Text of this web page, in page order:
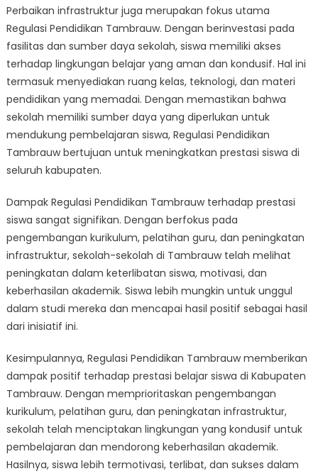
Perbaikan infrastruktur juga merupakan fokus utama
Regulasi Pendidikan Tambrauw. Dengan berinvestasi pada
fasilitas dan sumber daya sekolah, siswa memiliki akses
terhadap lingkungan belajar yang aman dan kondusif. Hal ini
termasuk menyediakan ruang kelas, teknologi, dan materi
pendidikan yang memadai. Dengan memastikan bahwa
sekolah memiliki sumber daya yang diperlukan untuk
mendukung pembelajaran siswa, Regulasi Pendidikan
Tambrauw bertujuan untuk meningkatkan prestasi siswa di
seluruh kabupaten.
Dampak Regulasi Pendidikan Tambrauw terhadap prestasi
siswa sangat signifikan. Dengan berfokus pada
pengembangan kurikulum, pelatihan guru, dan peningkatan
infrastruktur, sekolah-sekolah di Tambrauw telah melihat
peningkatan dalam keterlibatan siswa, motivasi, dan
keberhasilan akademik. Siswa lebih mungkin untuk unggul
dalam studi mereka dan mencapai hasil positif sebagai hasil
dari inisiatif ini.
Kesimpulannya, Regulasi Pendidikan Tambrauw memberikan
dampak positif terhadap prestasi belajar siswa di Kabupaten
Tambrauw. Dengan memprioritaskan pengembangan
kurikulum, pelatihan guru, dan peningkatan infrastruktur,
sekolah telah menciptakan lingkungan yang kondusif untuk
pembelajaran dan mendorong keberhasilan akademik.
Hasilnya, siswa lebih termotivasi, terlibat, dan sukses dalam